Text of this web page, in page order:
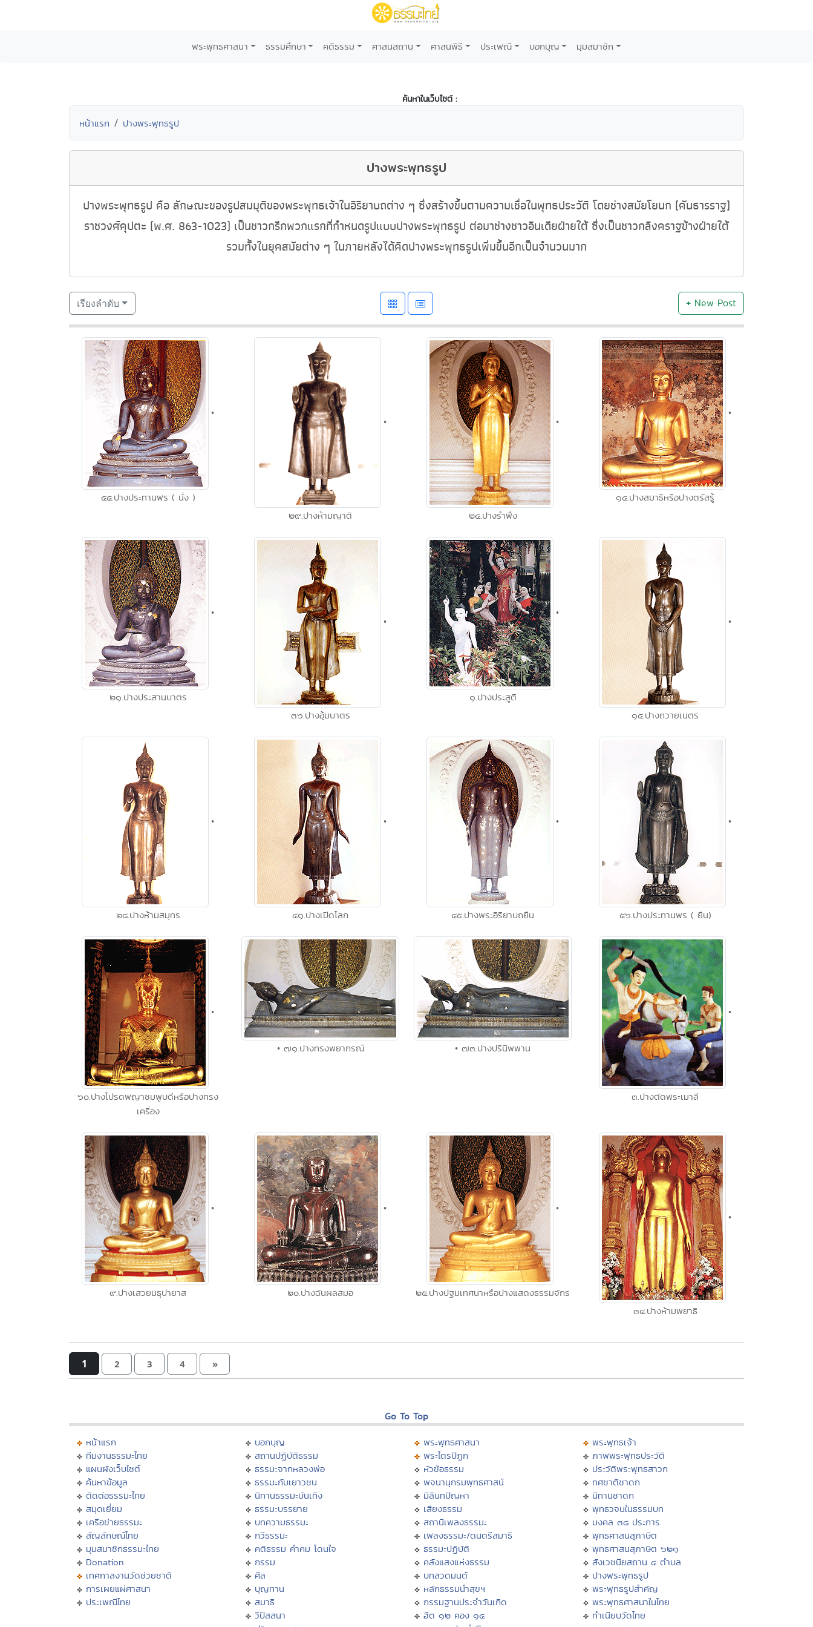
พระพุทธศาสนา ธรรมศึกษา คติธรรม ศาสนสถาน ศาสนพิธี ประเพณี บอกบุญ มุมสมาชิก
ค้นหาในเว็บไซต์ :
หน้าแรก ปางพระพุทธรูป
ปางพระพุทธรูป
ปางพระพุทธรูป คือ ลักษณะของรูปสมมุติของพระพุทธเจ้าในอิริยาบถต่าง ๆ ซึ่งสร้างขึ้นตามความเชื่อในพุทธประวัติ โดยช่างสมัยโยนก (คันธารราฐ)
ราชวงศ์คุปตะ (พ.ศ. 863-1023) เป็นชาวกรีกพวกแรกที่กำหนดรูปแบบปางพระพุทธรูป ต่อมาช่างชาวอินเดียฝ่ายใต้ ซึ่งเป็นชาวกลิงคราฐข้างฝ่ายใต้
รวมทั้งในยุคสมัยต่าง ๆ ในภายหลังได้คิดปางพระพุทธรูปเพิ่มขึ้นอีกเป็นจำนวนมาก
เรียงลำดับ + New Post
•
๕๕.ปางประทานพร ( นั่ง )
•
๒๙.ปางห้ามญาติ
•
๒๔.ปางรำพึง
•
๑๔.ปางสมาธิหรือปางตรัสรู้
•
๒๑.ปางประสานบาตร
•
๓๖.ปางอุ้มบาตร
•
๑.ปางประสูติ
•
๑๕.ปางถวายเนตร
•
๒๘.ปางห้ามสมุทร
•
๔๑.ปางเปิดโลก
•
๔๕.ปางพระอิริยาบถยืน
•
๕๖.ปางประทานพร ( ยืน)
•
๖๐.ปางโปรดพญาชมพูบดีหรือปางทรง
เครื่อง
• ๗๑.ปางทรงพยากรณ์ • ๗๓.ปางปรินิพพาน
•
๓.ปางตัดพระเมาลี
•
๙.ปางเสวยมธุปายาส
•
๒๐.ปางฉันผลสมอ
•
๒๕.ปางปฐมเทศนาหรือปางแสดงธรรมจักร
•
๓๔.ปางห้ามพยาธิ
1 2 3 4 »
Go To Top
หน้าแรก
ทีมงานธรรมะไทย
แผนผังเว็บไซต์
ค้นหาข้อมูล
ติดต่อธรรมะไทย
สมุดเยี่ยม
เครือข่ายธรรมะ
สัญลักษณ์ไทย
มุมสมาชิกธรรมะไทย
Donation
เทศกาลงานวัดช่วยชาติ
การเผยแผ่ศาสนา
ประเพณีไทย
บอกบุญ
สถานปฏิบัติธรรม
ธรรมะจากหลวงพ่อ
ธรรมะกับเยาวชน
นิทานธรรมะบันเทิง
ธรรมะบรรยาย
บทความธรรมะ
กวีธรรมะ
คติธรรม คำคม โดนใจ
กรรม
ศีล
บุญทาน
สมาธิ
วิปัสสนา
พระพุทธศาสนา
พระไตรปิฏก
หัวข้อธรรม
พจนานุกรมพุทธศาสน์
มิลินทปัญหา
เสียงธรรม
สถานีเพลงธรรมะ
เพลงธรรมะ/ดนตรีสมาธิ
ธรรมะปฏิบัติ
คลังแสงแห่งธรรม
บทสวดมนต์
หลักธรรมนำสุขฯ
กรรมฐานประจำวันเกิด
ฮีต ๑๒ คอง ๑๔
พระพุทธเจ้า
ภาพพระพุทธประวัติ
ประวัติพระพุทธสาวก
ทศชาติชาดก
นิทานชาดก
พุทธวจนในธรรมบท
มงคล ๓๘ ประการ
พุทธศาสนสุภาษิต
พุทธศาสนสุภาษิต ๖๒๑
สังเวชนียสถาน ๔ ตำบล
ปางพระพุทธรูป
พระพุทธรูปสำคัญ
พระพุทธศาสนาในไทย
ทำเนียบวัดไทย